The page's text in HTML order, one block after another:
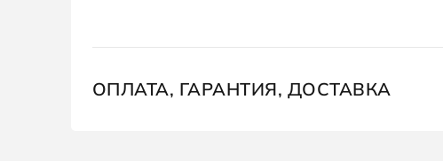
ОПЛАТА, ГАРАНТИЯ, ДОСТАВКА